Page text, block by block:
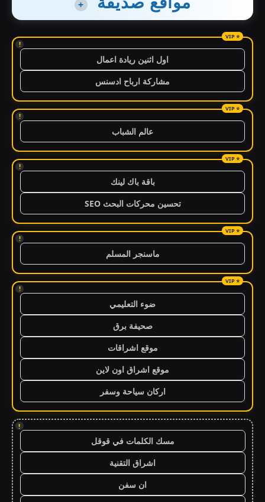
+
!
اول اثنين ريادة اعمال
مشاركة ارباح ادسنس
!
عالم الشباب
!
باقة باك لينك
تحسين محركات البحث SEO
!
ماسنجر المسلم
!
ضوء التعليمي
صحيفة برق
موقع اشراقات
موقع اشراق اون لاين
اركان سياحة وسفر
!
مسك الكلمات في قوقل
اشراق التقنية
ان سفن